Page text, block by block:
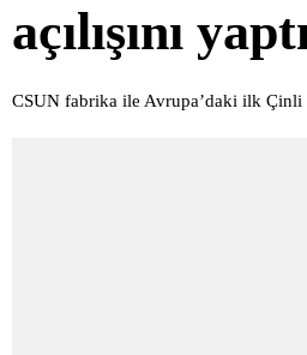
açılışını
CSUN fabrika ile Avrupa’daki ilk Çinli